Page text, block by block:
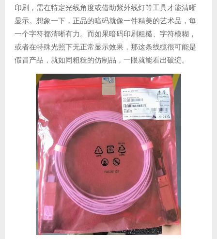
印刷，需在特定光线角度或借助紫外线灯等工具才能清晰
显示。想象一下，正品的暗码就像一件精美的艺术品，每
一个字符都清晰有力。而如果暗码印刷粗糙、字符模糊，
或者在特殊光照下无正常显示效果，那这条线缆很可能是
假冒产品，就如同粗糙的仿制品，一眼就能看出破绽。